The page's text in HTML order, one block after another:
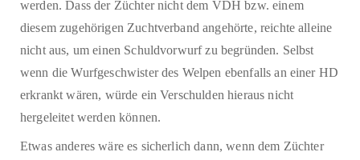
werden. Dass der Züchter nicht dem VDH bzw. einem
diesem zugehörigen Zuchtverband angehörte, reichte alleine
nicht aus, um einen Schuldvorwurf zu begründen. Selbst
wenn die Wurfgeschwister des Welpen ebenfalls an einer HD
erkrankt wären, würde ein Verschulden hieraus nicht
hergeleitet werden können.
Etwas anderes wäre es sicherlich dann, wenn dem Züchter